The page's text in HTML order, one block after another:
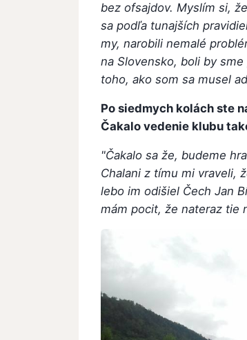
bez ofsajdov. Myslím si,
sa podľa tunajších
my, narobili nemalé
na Slovensko, boli by
toho, ako som sa musel
Po siedmych kolách ste
Čakalo vedenie klubu
"Čakalo sa že, budeme
Chalani z tímu mi vraveli,
lebo im odišiel Čech Jan
mám pocit, že nateraz tie